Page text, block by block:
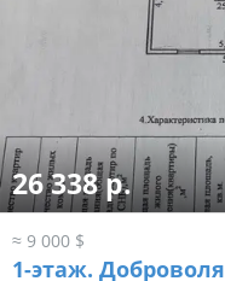
26 338 р.
≈ 9 000 $
1-этаж. Доброволя